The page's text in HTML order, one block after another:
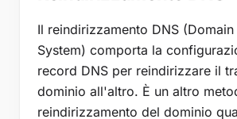
Monitoraggio dei domini
Strumenti di monitoraggio dei
Strumenti di monitoraggio della
Punti chiave
Il reindirizzamento DNS (Domain
System) comporta la
record DNS per reindirizzare il
dominio all'altro. È un altro
reindirizzamento del dominio